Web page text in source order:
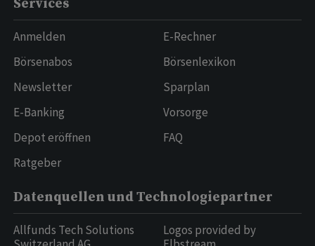
Services
Anmelden
Börsenabos
Newsletter
E-Banking
Depot eröffnen
Ratgeber
E-Rechner
Börsenlexikon
Sparplan
Vorsorge
FAQ
Datenquellen und Technologiepartner
Allfunds Tech Solutions
Logos provided by